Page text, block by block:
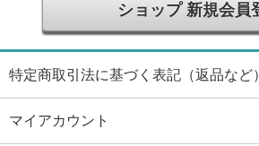
ショップ 新規会員
特定商取引法に基づく表記（返品など）
マイアカウント